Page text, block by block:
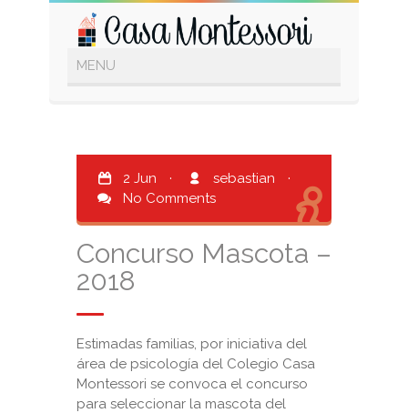
2 Jun · sebastian
·
No Comments
Concurso Mascota –
2018
Estimadas familias, por iniciativa del
área de psicología del Colegio Casa
Montessori se convoca el concurso
para seleccionar la mascota del